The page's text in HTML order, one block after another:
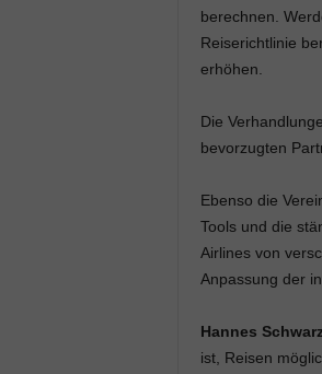
berechnen.
Reiserichtlinie
erhöhen.
Die
bevorzugten
Ebenso die
Tools und die
Airlines von
Anpassung der
Hannes
ist, Reisen